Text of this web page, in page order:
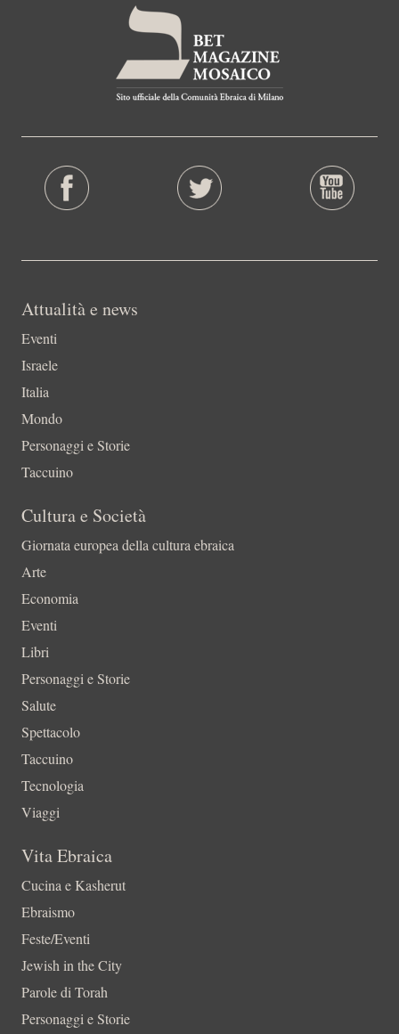
Attualità e news
Eventi
Israele
Italia
Mondo
Personaggi e Storie
Taccuino
Cultura e Società
Giornata europea della cultura ebraica
Arte
Economia
Eventi
Libri
Personaggi e Storie
Salute
Spettacolo
Taccuino
Tecnologia
Viaggi
Vita Ebraica
Cucina e Kasherut
Ebraismo
Feste/Eventi
Jewish in the City
Parole di Torah
Personaggi e Storie